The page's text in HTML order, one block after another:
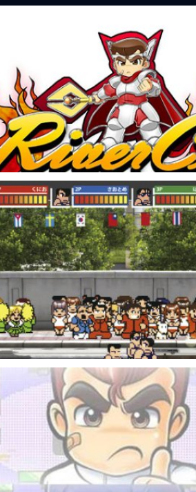
ลุยโลกแฟนตาซี กำหนดออกโซ
Knights of Justice ประกาศออกโ
days ago
กีฬา บน PS4 (ภาคภาษาอังก
มีนาคม นี้
กำหนดวันวางขายแล้ว
days ago
นิโอะ ภาคใหม่จากทีมงานตะวัน
Underground ภาคใหม่ของเกมใน